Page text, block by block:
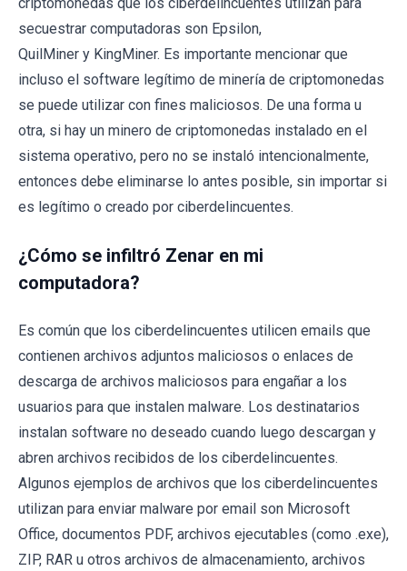
secuestrar computadoras son Epsilon,
QuilMiner y KingMiner. Es importante mencionar que
incluso el software legítimo de minería de criptomonedas
se puede utilizar con fines maliciosos. De una forma u
otra, si hay un minero de criptomonedas instalado en el
sistema operativo, pero no se instaló intencionalmente,
entonces debe eliminarse lo antes posible, sin importar si
es legítimo o creado por ciberdelincuentes.
¿Cómo se infiltró Zenar en mi
computadora?
Es común que los ciberdelincuentes utilicen emails que
contienen archivos adjuntos maliciosos o enlaces de
descarga de archivos maliciosos para engañar a los
usuarios para que instalen malware. Los destinatarios
instalan software no deseado cuando luego descargan y
abren archivos recibidos de los ciberdelincuentes.
Algunos ejemplos de archivos que los ciberdelincuentes
utilizan para enviar malware por email son Microsoft
Office, documentos PDF, archivos ejecutables (como .exe),
ZIP, RAR u otros archivos de almacenamiento, archivos